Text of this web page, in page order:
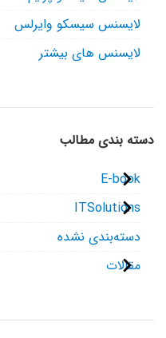
لایسنس سیسکو وایرلس
لایسنس های بیشتر
دسته بندی مطالب
E-book
ITSolutions
دسته‌بندی نشده
مقالات